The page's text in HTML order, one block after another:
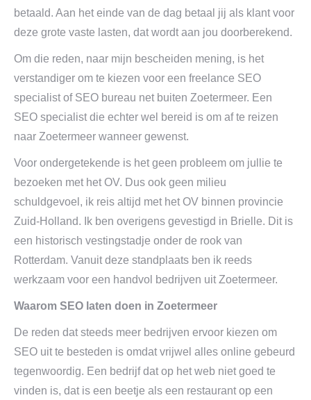
betaald. Aan het einde van de dag betaal jij als klant voor
deze grote vaste lasten, dat wordt aan jou doorberekend.
Om die reden, naar mijn bescheiden mening, is het
verstandiger om te kiezen voor een freelance SEO
specialist of SEO bureau net buiten Zoetermeer. Een
SEO specialist die echter wel bereid is om af te reizen
naar Zoetermeer wanneer gewenst.
Voor ondergetekende is het geen probleem om jullie te
bezoeken met het OV. Dus ook geen milieu
schuldgevoel, ik reis altijd met het OV binnen provincie
Zuid-Holland. Ik ben overigens gevestigd in Brielle. Dit is
een historisch vestingstadje onder de rook van
Rotterdam. Vanuit deze standplaats ben ik reeds
werkzaam voor een handvol bedrijven uit Zoetermeer.
Waarom SEO laten doen in Zoetermeer
De reden dat steeds meer bedrijven ervoor kiezen om
SEO uit te besteden is omdat vrijwel alles online gebeurd
tegenwoordig. Een bedrijf dat op het web niet goed te
vinden is, dat is een beetje als een restaurant op een